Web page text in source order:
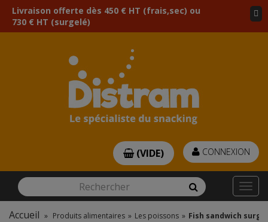
Livraison offerte dès 450 € HT (frais,sec) ou
730 € HT (surgelé)
Rechercher Rechercher
CONNEXION
(VIDE)
Accueil » Produits alimentaires » Les poissons » Fish sandwich